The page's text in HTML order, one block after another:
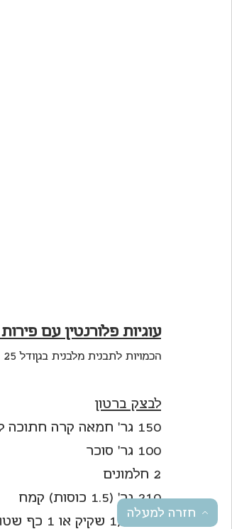
חזרה למעלה
עוגיות פלורנטין עם
הכמויות לתבנית מלבנית בגןודל 25 * 25 ס"מ
לבצק ברטון
150 גר' חמאה קרה חתוכה לקוביות
100 גר' סוכר
2 חלמונים
210 גר' (1.5 כוסות) קמח
10 גר' (1 שקיק או 1 כף שטוחה) אבקת אפייה